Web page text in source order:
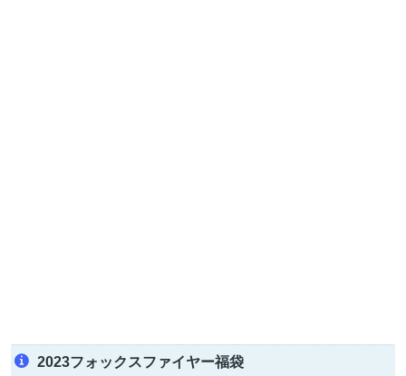
2023フォックスファイヤー福袋